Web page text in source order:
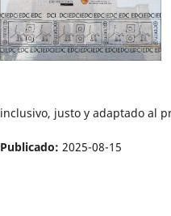
inclusivo, justo y adaptado al
Publicado: 2025-08-15